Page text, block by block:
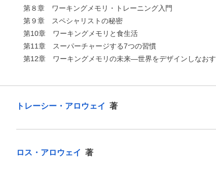
第８章 ワーキングメモリ・トレーニング入門
第９章 スペシャリストの秘密
第10章 ワーキングメモリと食生活
第11章 スーパーチャージする7つの習慣
第12章 ワーキングメモリの未来―世界をデザインしなおす
トレーシー・アロウェイ 著
ロス・アロウェイ 著